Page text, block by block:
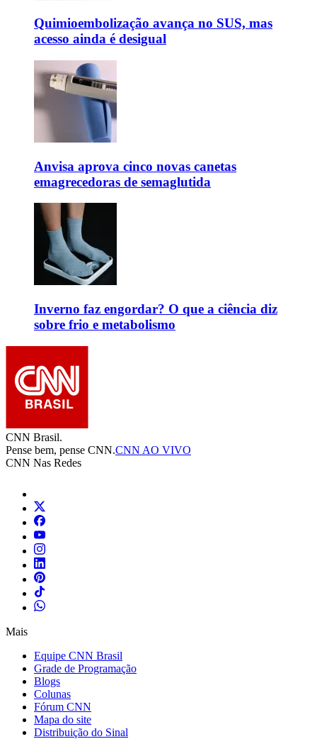
Quimioembolização avança no SUS, mas
acesso ainda é desigual
Anvisa aprova cinco novas canetas
emagrecedoras de semaglutida
Inverno faz engordar? O que a ciência diz
sobre frio e metabolismo
CNN Brasil.
Pense bem, pense CNN.CNN AO VIVO
CNN Nas Redes
Mais
Equipe CNN Brasil
Grade de Programação
Blogs
Colunas
Fórum CNN
Mapa do site
Distribuição do Sinal